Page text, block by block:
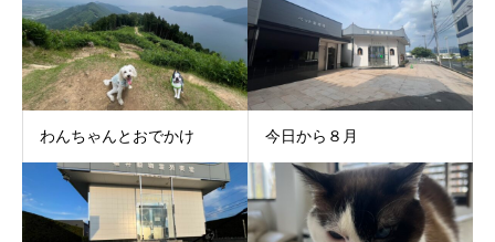
わんちゃんとおでかけ 今日から８月